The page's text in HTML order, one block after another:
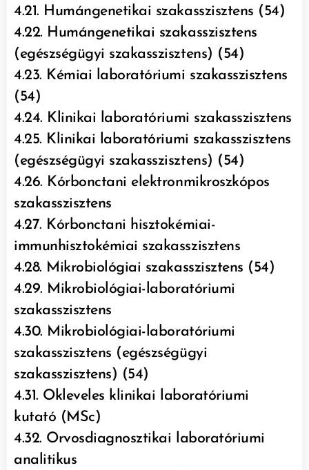
4.21. Humángenetikai szakasszisztens (54)
4.22. Humángenetikai szakasszisztens
(egészségügyi szakasszisztens) (54)
4.23. Kémiai laboratóriumi szakasszisztens
(54)
4.24. Klinikai laboratóriumi szakasszisztens
4.25. Klinikai laboratóriumi szakasszisztens
(egészségügyi szakasszisztens) (54)
4.26. Kórbonctani elektronmikroszkópos
szakasszisztens
4.27. Kórbonctani hisztokémiai-
immunhisztokémiai szakasszisztens
4.28. Mikrobiológiai szakasszisztens (54)
4.29. Mikrobiológiai-laboratóriumi
szakasszisztens
4.30. Mikrobiológiai-laboratóriumi
szakasszisztens (egészségügyi
szakasszisztens) (54)
4.31. Okleveles klinikai laboratóriumi
kutató (MSc)
4.32. Orvosdiagnosztikai laboratóriumi
analitikus